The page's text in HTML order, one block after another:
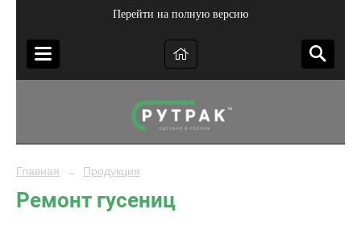
Перейти на полную версию
Главная → Продукция
Ремонт гусениц